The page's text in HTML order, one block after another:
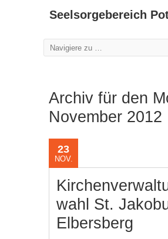
Seelsorgebereich
Archiv für den
November 2012
23
NOV.
wahl St.
Elbersberg